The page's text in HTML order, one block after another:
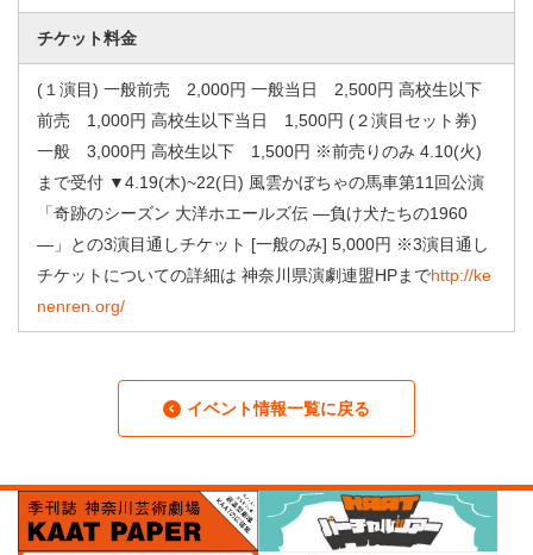
チケット料金
(１演目) 一般前売 2,000円 一般当日 2,500円 高校生以下
前売 1,000円 高校生以下当日 1,500円 (２演目セット券)
一般 3,000円 高校生以下 1,500円 ※前売りのみ 4.10(火)
まで受付 ▼4.19(木)~22(日) 風雲かぼちゃの馬車第11回公演
「奇跡のシーズン 大洋ホエールズ伝 ―負け犬たちの1960
―」との3演目通しチケット [一般のみ] 5,000円 ※3演目通し
チケットについての詳細は 神奈川県演劇連盟HPまでhttp://ke
nenren.org/
イベント情報一覧に戻る